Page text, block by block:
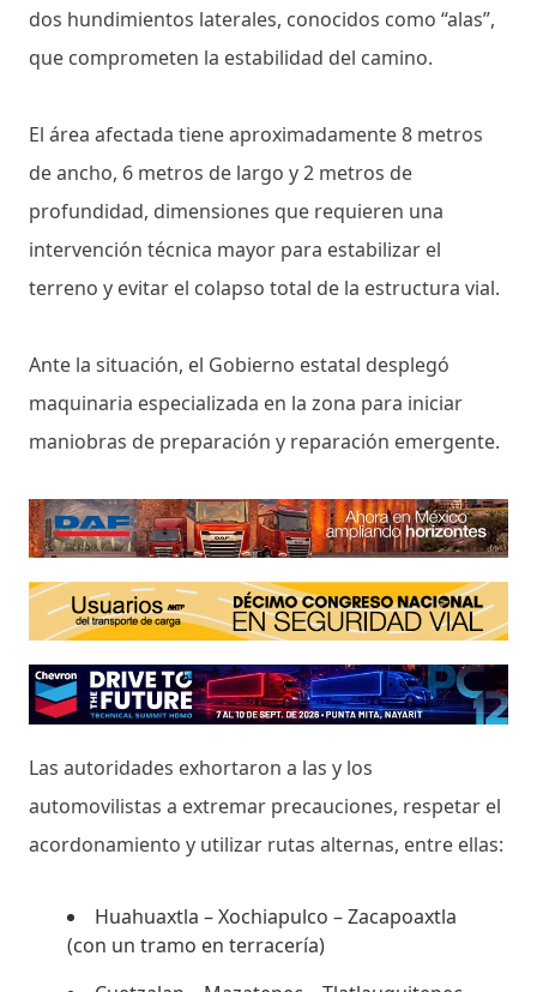
dos hundimientos laterales, conocidos como “alas”,
que comprometen la estabilidad del camino.
El área afectada tiene aproximadamente 8 metros
de ancho, 6 metros de largo y 2 metros de
profundidad, dimensiones que requieren una
intervención técnica mayor para estabilizar el
terreno y evitar el colapso total de la estructura vial.
Ante la situación, el Gobierno estatal desplegó
maquinaria especializada en la zona para iniciar
maniobras de preparación y reparación emergente.
Las autoridades exhortaron a las y los
automovilistas a extremar precauciones, respetar el
acordonamiento y utilizar rutas alternas, entre ellas:
Huahuaxtla – Xochiapulco – Zacapoaxtla
(con un tramo en terracería)